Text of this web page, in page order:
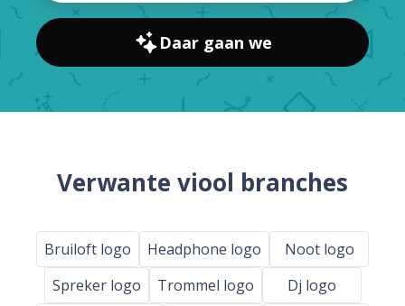
Daar gaan we
Verwante viool branches
Bruiloft logo Headphone logo
Noot logo
Spreker logo
Trommel logo
Dj logo